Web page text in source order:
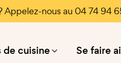
Appelez-nous au 04 74 94
de cuisine Se faire